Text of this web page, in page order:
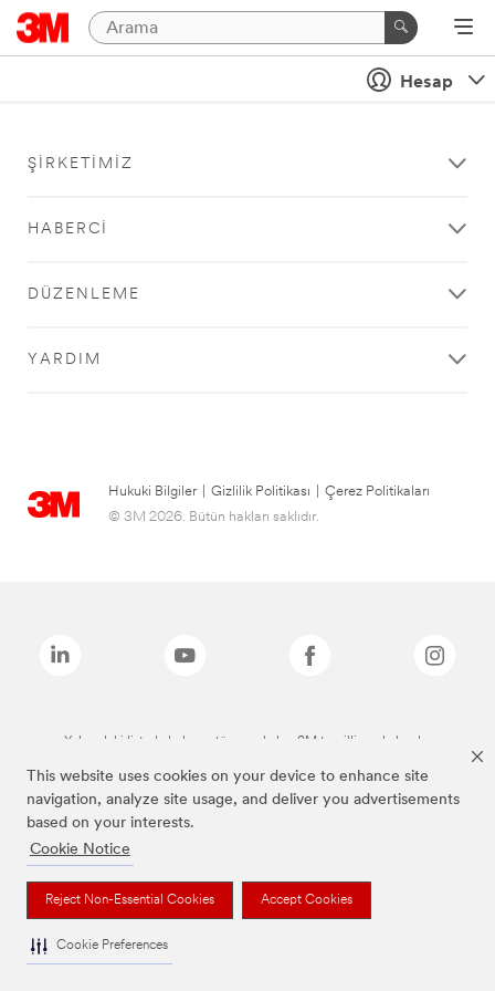
This website uses cookies on your device to enhance site
navigation, analyze site usage, and deliver you advertisements
based on your interests.
Cookie Notice
Reject Non-Essential Cookies Accept Cookies
Cookie Preferences
Hesap
ŞIRKETIMIZ
HABERCI
DÜZENLEME
YARDIM
Hukuki Bilgiler Gizlilik Politikası
Çerez Politikaları
© 3M 2026. Bütün hakları saklıdır.
Yukarıdaki listede bulunan tüm markalar, 3M tescilli markalarıdır.